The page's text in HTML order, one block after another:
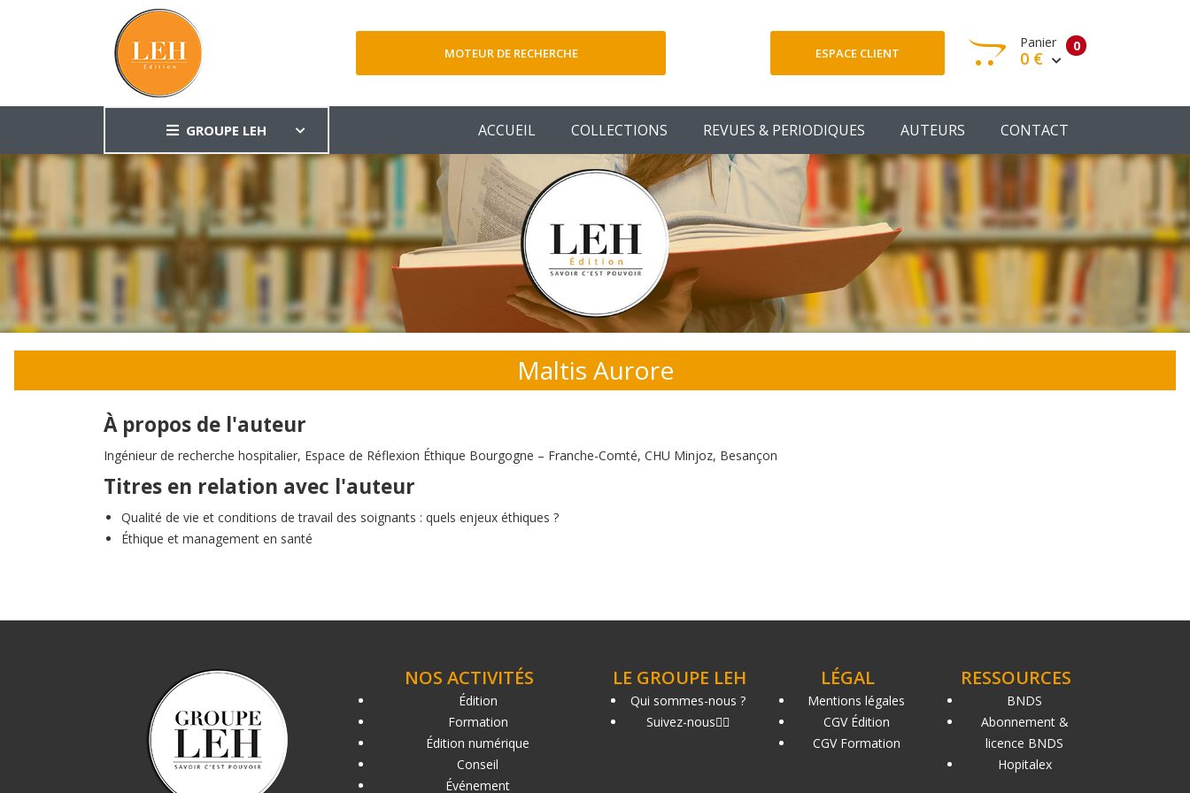
MOTEUR DE RECHERCHE ESPACE CLIENT 0
Panier
0 €
Votre panier est vide
Votre Panier
GROUPE LEH ACCUEIL COLLECTIONS REVUES & PERIODIQUES AUTEURS CONTACT
Maltis Aurore
À propos de l'auteur
Ingénieur de recherche hospitalier, Espace de Réflexion Éthique Bourgogne – Franche-Comté, CHU Minjoz, Besançon
Titres en relation avec l'auteur
Qualité de vie et conditions de travail des soignants : quels enjeux éthiques ?
Éthique et management en santé
NOS ACTIVITÉS
Édition
Formation
Édition numérique
Conseil
Événement
LE GROUPE LEH
Qui sommes-nous ?
Suivez-nous
LÉGAL
Mentions légales
CGV Édition
CGV Formation
RESSOURCES
BNDS
Abonnement &
licence BNDS
Hopitalex